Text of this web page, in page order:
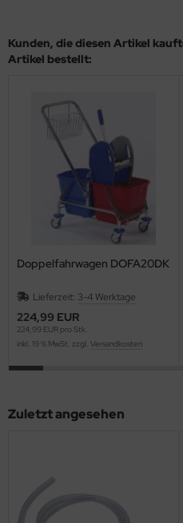
Kunden, die diesen Artikel
Artikel bestellt:
Doppelfahrwagen DOFA20DK
Lieferzeit: 3-4 Werktage
224,99 EUR
224,99 EUR pro Stk.
inkl. 19 % MwSt. zzgl. Versandkosten
Zuletzt angesehen